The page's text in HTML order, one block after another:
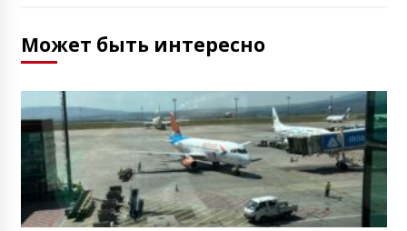
Может быть интересно